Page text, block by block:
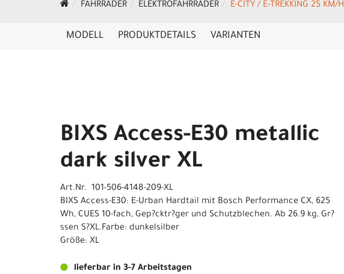
FAHRRÄDER ELEKTROFAHRRÄDER E-CITY / E-TREKKING 25 KM/H
MODELL PRODUKTDETAILS VARIANTEN
BIXS Access-E30 metallic
dark silver XL
Art.Nr. 101-506-4148-209-XL
BIXS Access-E30: E-Urban Hardtail mit Bosch Performance CX, 625
Wh, CUES 10-fach, Gep?cktr?ger und Schutzblechen. Ab 26.9 kg, Gr?
ssen S?XL.Farbe: dunkelsilber
Größe: XL
lieferbar in 3-7 Arbeitstagen